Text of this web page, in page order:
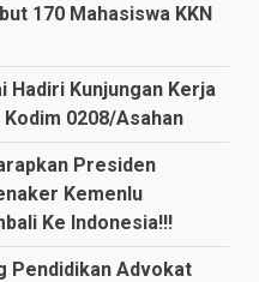
170 Mahasiswa KKN
Hadiri Kunjungan Kerja
0208/Asahan
Presiden
Kemenlu
Ke Indonesia!!!
Pendidikan Advokat